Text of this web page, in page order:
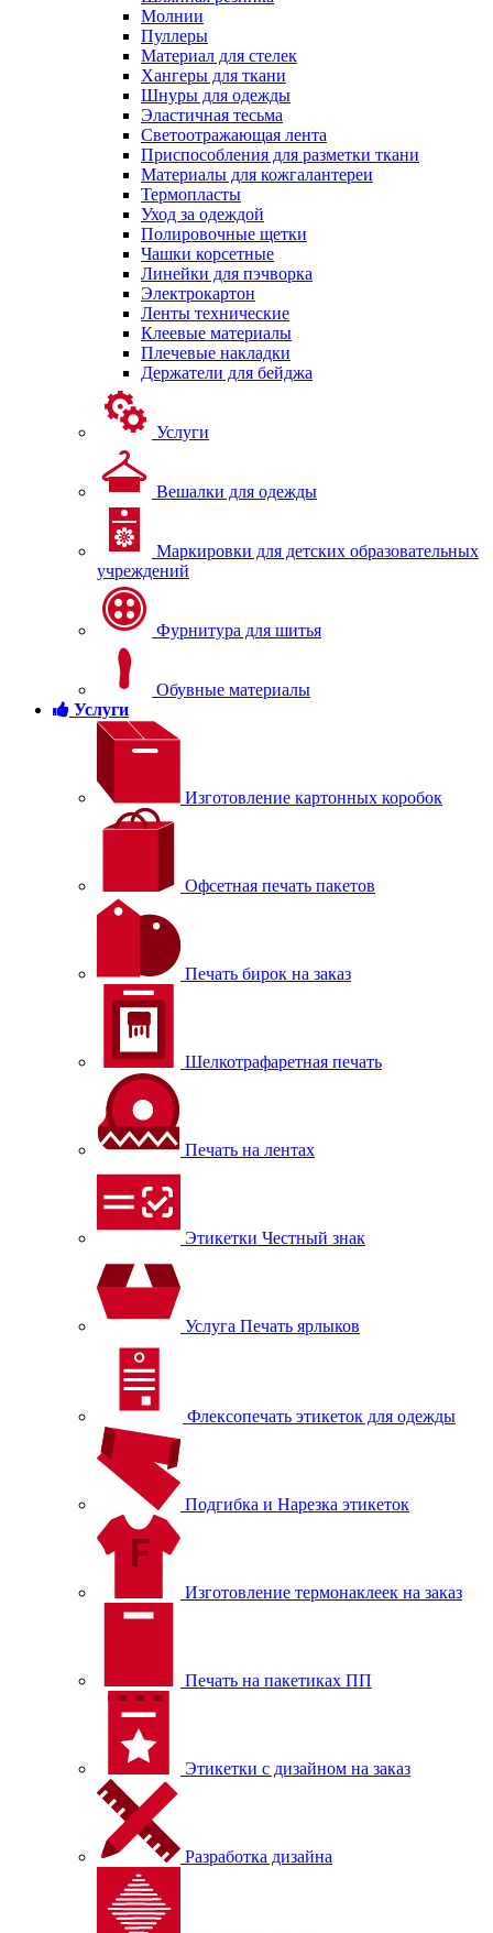
Молнии
Пуллеры
Материал для стелек
Хангеры для ткани
Шнуры для одежды
Эластичная тесьма
Светоотражающая лента
Приспособления для разметки ткани
Материалы для кожгалантереи
Термопласты
Уход за одеждой
Полировочные щетки
Чашки корсетные
Линейки для пэчворка
Электрокартон
Ленты технические
Клеевые материалы
Плечевые накладки
Держатели для бейджа
Услуги
Вешалки для одежды
Маркировки для детских образовательных
учреждений
Фурнитура для шитья
Обувные материалы
Услуги
Изготовление картонных коробок
Офсетная печать пакетов
Печать бирок на заказ
Шелкотрафаретная печать
Печать на лентах
Этикетки Честный знак
Услуга Печать ярлыков
Флексопечать этикеток для одежды
Подгибка и Нарезка этикеток
Изготовление термонаклеек на заказ
Печать на пакетиках ПП
Этикетки с дизайном на заказ
Разработка дизайна